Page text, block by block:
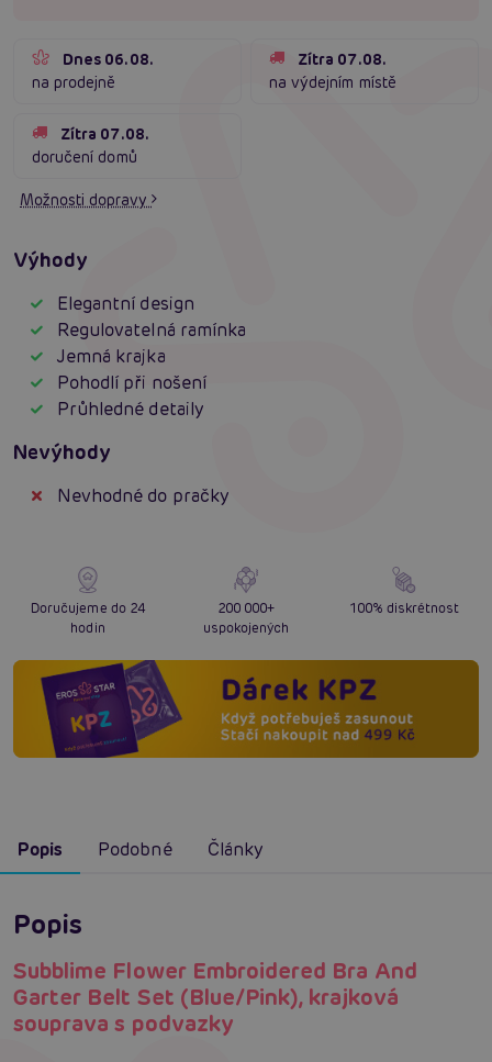
Dnes 06.08.
na prodejně
Zítra 07.08.
na výdejním místě
Zítra 07.08.
doručení domů
Možnosti dopravy
Výhody
Elegantní design
Regulovatelná ramínka
Jemná krajka
Pohodlí při nošení
Průhledné detaily
Nevýhody
Nevhodné do pračky
Doručujeme do 24
hodin
200 000+
uspokojených
100% diskrétnost
Popis Podobné Články
Popis
Subblime Flower Embroidered Bra And
Garter Belt Set (Blue/Pink), krajková
souprava s podvazky